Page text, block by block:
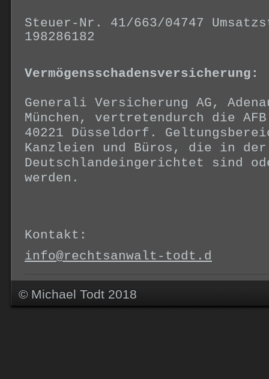
Steuer-Nr. 41/663/04747
198286182
Vermögensschadensversicherung:
Generali Versicherung AG,
München, vertretendurch die
40221 Düsseldorf.
Kanzleien und Büros, die in der
Deutschlandeingerichtet sind
werden.
Kontakt:
info@rechtsanwalt-todt.d
© Michael Todt 2018